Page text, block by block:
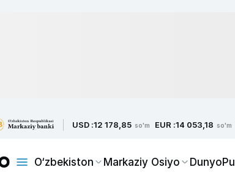
USD :12 178,85 so'm EUR :14 053,18 so'm
O‘zbekiston Markaziy Osiyo Dunyo